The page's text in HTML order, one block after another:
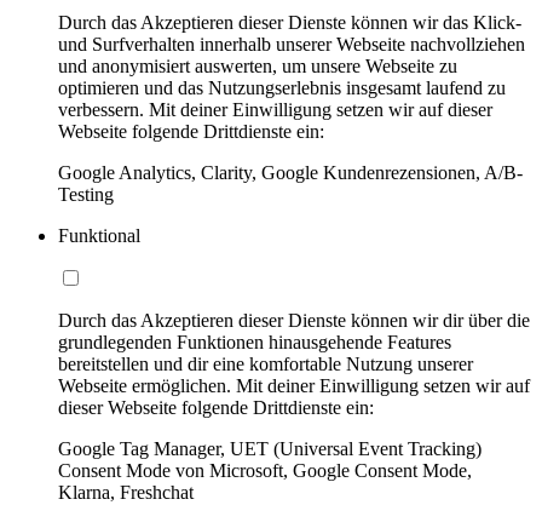
Durch das Akzeptieren dieser Dienste können wir das Klick-
und Surfverhalten innerhalb unserer Webseite nachvollziehen
und anonymisiert auswerten, um unsere Webseite zu
optimieren und das Nutzungserlebnis insgesamt laufend zu
verbessern. Mit deiner Einwilligung setzen wir auf dieser
Webseite folgende Drittdienste ein:
Google Analytics, Clarity, Google Kundenrezensionen, A/B-
Testing
Funktional
Durch das Akzeptieren dieser Dienste können wir dir über die
grundlegenden Funktionen hinausgehende Features
bereitstellen und dir eine komfortable Nutzung unserer
Webseite ermöglichen. Mit deiner Einwilligung setzen wir auf
dieser Webseite folgende Drittdienste ein:
Google Tag Manager, UET (Universal Event Tracking)
Consent Mode von Microsoft, Google Consent Mode,
Klarna, Freshchat